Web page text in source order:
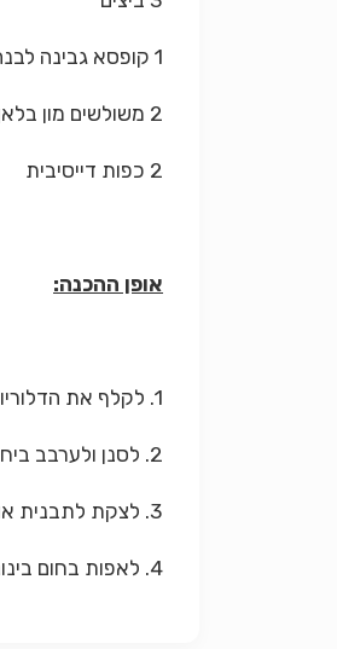
1 קופסא גבינה לבנה %½
2 משולשים מון בלאן בטעם שוויצרי
2 כפות דייסיבית
אופן ההכנה:
1. לקלף את הדלוריות ולבשל אותן במי מלח עד שיהיו רכות.
2. לסנן ולערבב ביחד עם הביצים והגבינה , להוסיף את הדייסיבית ולערבב לפי הטעם.
3. לצקת לתבנית או כלי חסין אש , לפזר למעלה גבינת מון בלאן חתוכה לרצועות דקות.
4. לאפות בחום בינוני חצי שעה עד לקבלת גוון צהוב. לשומרי משקל: